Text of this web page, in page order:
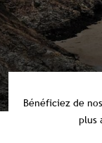
Bénéficiez de
plus